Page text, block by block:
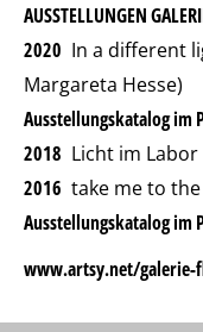
AUSSTELLUNGEN
2020 In a different
Margareta Hesse)
Ausstellungskatalog im
2018 Licht im Labor
2016 take me to
Ausstellungskatalog im
www.artsy.net/